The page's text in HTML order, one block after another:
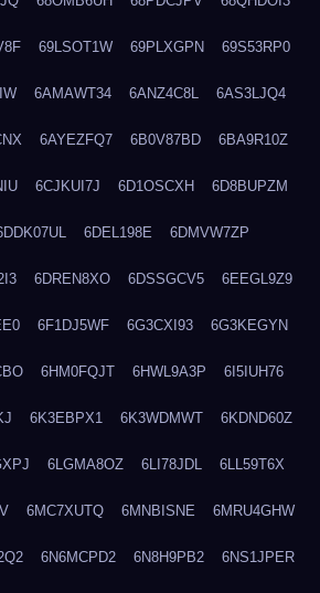
69LSOT1W 69PLXGPN 69S53RP0
6AMAWT34 6ANZ4C8L 6AS3LJQ4
6AYEZFQ7 6B0V87BD 6BA9R10Z
6CJKUI7J 6D1OSCXH 6D8BUPZM
6DEL198E 6DMVW7ZP
6DREN8XO 6DSSGCV5 6EEGL9Z9
6F1DJ5WF 6G3CXI93 6G3KEGYN
6HM0FQJT 6HWL9A3P 6I5IUH76
6K3EBPX1 6K3WDMWT 6KDND60Z
6LGMA8OZ 6LI78JDL 6LL59T6X
6MC7XUTQ 6MNBISNE 6MRU4GHW
6N6MCPD2 6N8H9PB2 6NS1JPER